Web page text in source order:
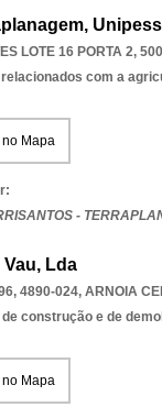
LOTE 16 PORTA 2,
com a
no Mapa
-
Lda
4890-024, ARNOIA
construção e de
no Mapa